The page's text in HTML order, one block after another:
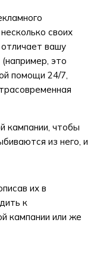
своих
вашу
это
помощи 24/7,
кампании, чтобы
из него, и
их в
к
кампании или же